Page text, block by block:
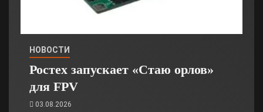
НОВОСТИ
Ростех запускает «Стаю орлов»
для FPV
03.08.2026